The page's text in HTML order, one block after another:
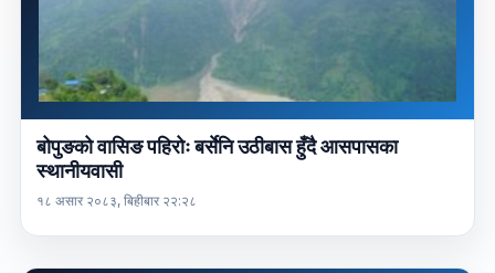
बोपुङको वासिङ पहिरोः बर्सेनि उठीबास हुँदै आसपासका
स्थानीयवासी
१८ असार २०८३, बिहीबार २२:२८